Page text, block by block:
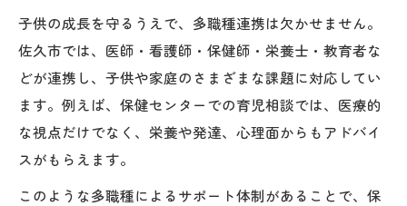
子供の成長を守るうえで、多職種連携は欠かせません。
佐久市では、医師・看護師・保健師・栄養士・教育者な
どが連携し、子供や家庭のさまざまな課題に対応してい
ます。例えば、保健センターでの育児相談では、医療的
な視点だけでなく、栄養や発達、心理面からもアドバイ
スがもらえます。
このような多職種によるサポート体制があることで、保